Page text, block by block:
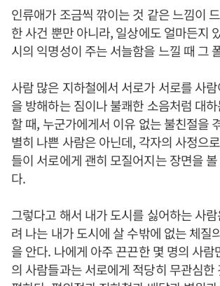
인류애가 조금씩 깎이는 것 같은 느낌이
한 사건 뿐만 아니라, 일상에도 얼마든지
시의 익명성이 주는 서늘함을 느낄 때 그
사람 많은 지하철에서 서로가 서로를 사
을 방해하는 짐이나 불쾌한 소음처럼 대
할 때, 누군가에게서 이유 없는 불친절을
별히 나쁜 사람은 아닌데, 각자의 사정으
들이 서로에게 괜히 모질어지는 장면을
다.
그렇다고 해서 내가 도시를 싫어하는 사
려 나는 내가 도시에 살 수밖에 없는 체질
을 안다. 나에게 아주 끈끈한 몇 명의 사람
의 사람들과는 서로에게 적당히 무관심한